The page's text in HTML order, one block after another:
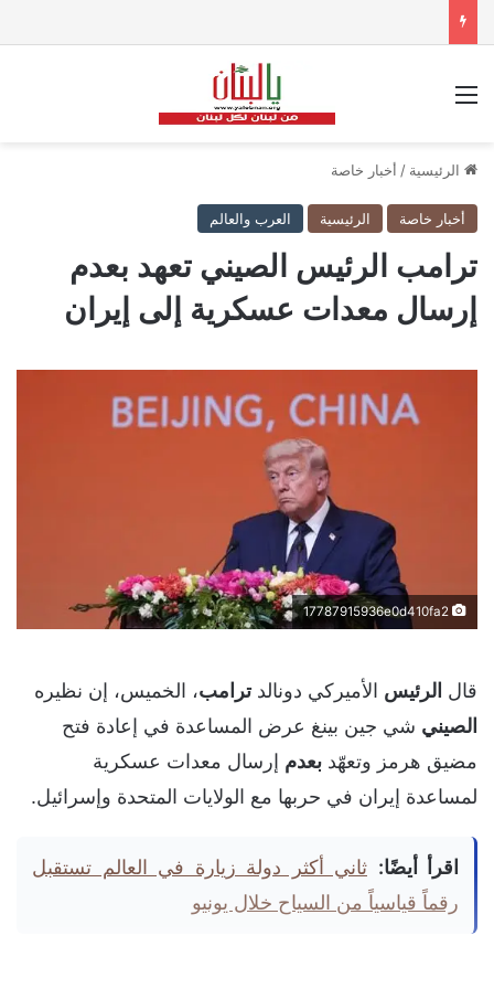
الرئيسية / أخبار خاصة
أخبار خاصة الرئيسية العرب والعالم
ترامب الرئيس الصيني تعهد بعدم
إرسال معدات عسكرية إلى إيران
قال الرئيس الأميركي دونالدترامب، الخميس، إن نظيره
الصيني شي جين بينغ عرض المساعدة في إعادة فتح
مضيق هرمز وتعهّد بعدم إرسال معدات عسكرية
لمساعدة إيران في حربها مع الولايات المتحدة وإسرائيل.
اقرأ أيضًا: ثاني أكثر دولة زيارة في العالم تستقبل
رقماً قياسياً من السياح خلال يونيو